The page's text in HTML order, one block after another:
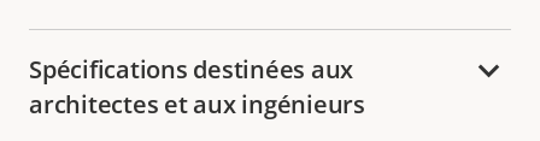
Spécifications destinées aux
architectes et aux ingénieurs